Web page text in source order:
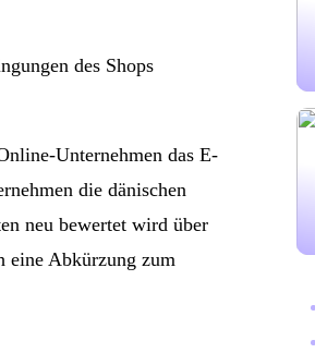
des Shops
Unternehmen das E-
die dänischen
neu bewertet wird über
eine Abkürzung zum